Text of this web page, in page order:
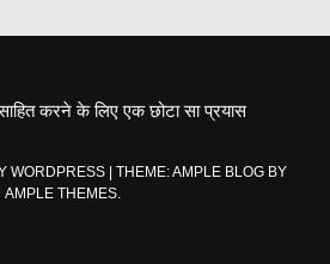
करने के लिए एक छोटा सा प्रयास
WORDPRESS
THEME: AMPLE BLOG BY
AMPLE THEMES.